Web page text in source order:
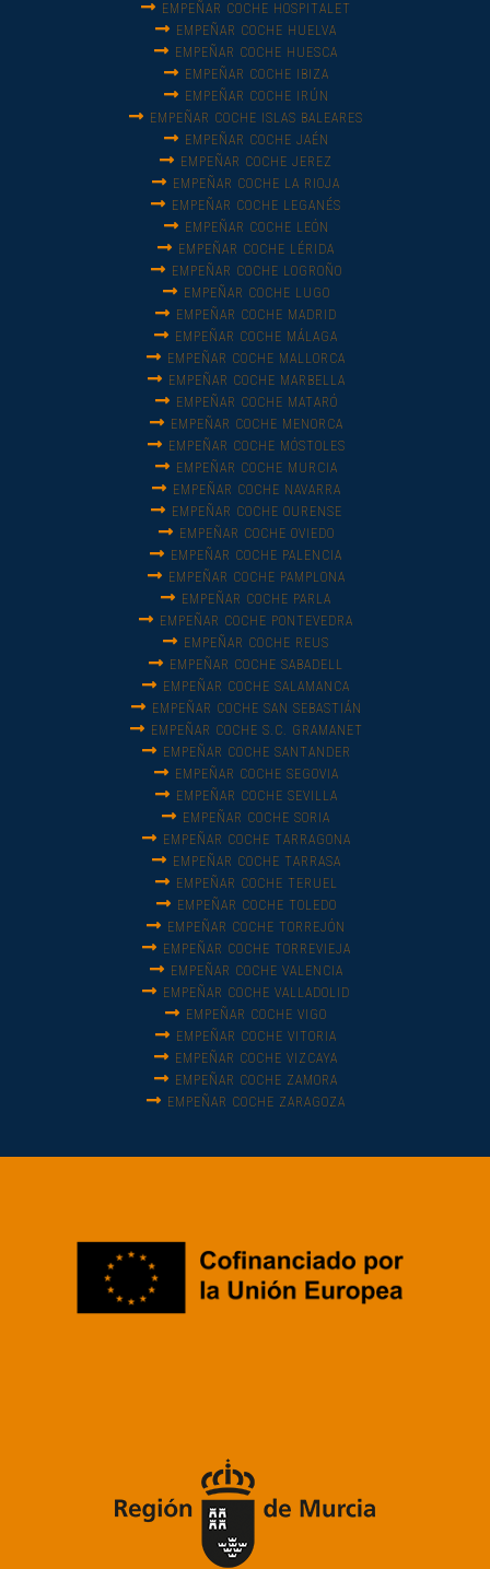
EMPEÑAR COCHE HOSPITALET
EMPEÑAR COCHE HUELVA
EMPEÑAR COCHE HUESCA
EMPEÑAR COCHE IBIZA
EMPEÑAR COCHE IRÚN
EMPEÑAR COCHE ISLAS BALEARES
EMPEÑAR COCHE JAÉN
EMPEÑAR COCHE JEREZ
EMPEÑAR COCHE LA RIOJA
EMPEÑAR COCHE LEGANÉS
EMPEÑAR COCHE LEÓN
EMPEÑAR COCHE LÉRIDA
EMPEÑAR COCHE LOGROÑO
EMPEÑAR COCHE LUGO
EMPEÑAR COCHE MADRID
EMPEÑAR COCHE MÁLAGA
EMPEÑAR COCHE MALLORCA
EMPEÑAR COCHE MARBELLA
EMPEÑAR COCHE MATARÓ
EMPEÑAR COCHE MENORCA
EMPEÑAR COCHE MÓSTOLES
EMPEÑAR COCHE MURCIA
EMPEÑAR COCHE NAVARRA
EMPEÑAR COCHE OURENSE
EMPEÑAR COCHE OVIEDO
EMPEÑAR COCHE PALENCIA
EMPEÑAR COCHE PAMPLONA
EMPEÑAR COCHE PARLA
EMPEÑAR COCHE PONTEVEDRA
EMPEÑAR COCHE REUS
EMPEÑAR COCHE SABADELL
EMPEÑAR COCHE SALAMANCA
EMPEÑAR COCHE SAN SEBASTIÁN
EMPEÑAR COCHE S.C. GRAMANET
EMPEÑAR COCHE SANTANDER
EMPEÑAR COCHE SEGOVIA
EMPEÑAR COCHE SEVILLA
EMPEÑAR COCHE SORIA
EMPEÑAR COCHE TARRAGONA
EMPEÑAR COCHE TARRASA
EMPEÑAR COCHE TERUEL
EMPEÑAR COCHE TOLEDO
EMPEÑAR COCHE TORREJÓN
EMPEÑAR COCHE TORREVIEJA
EMPEÑAR COCHE VALENCIA
EMPEÑAR COCHE VALLADOLID
EMPEÑAR COCHE VIGO
EMPEÑAR COCHE VITORIA
EMPEÑAR COCHE VIZCAYA
EMPEÑAR COCHE ZAMORA
EMPEÑAR COCHE ZARAGOZA